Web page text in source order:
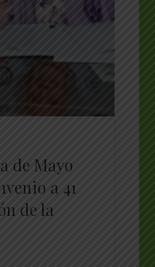
de Mayo
a 41
de la